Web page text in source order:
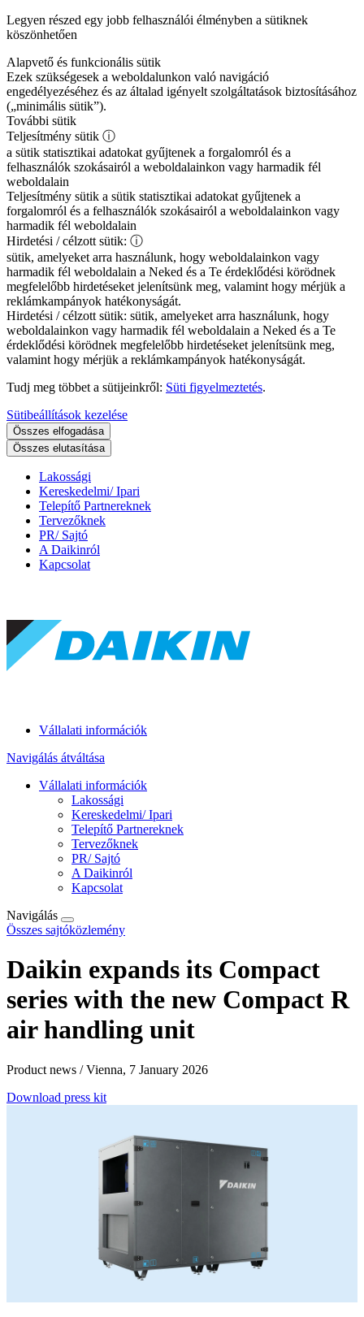
Legyen részed egy jobb felhasználói élményben a sütiknek
köszönhetően
Alapvető és funkcionális sütik
Ezek szükségesek a weboldalunkon való navigáció
engedélyezéséhez és az általad igényelt szolgáltatások biztosításához
(„minimális sütik”).
További sütik
Teljesítmény sütik ⓘ
a sütik statisztikai adatokat gyűjtenek a forgalomról és a
felhasználók szokásairól a weboldalainkon vagy harmadik fél
weboldalain
Teljesítmény sütik a sütik statisztikai adatokat gyűjtenek a
forgalomról és a felhasználók szokásairól a weboldalainkon vagy
harmadik fél weboldalain
Hirdetési / célzott sütik: ⓘ
sütik, amelyeket arra használunk, hogy weboldalainkon vagy
harmadik fél weboldalain a Neked és a Te érdeklődési körödnek
megfelelőbb hirdetéseket jelenítsünk meg, valamint hogy mérjük a
reklámkampányok hatékonyságát.
Hirdetési / célzott sütik: sütik, amelyeket arra használunk, hogy
weboldalainkon vagy harmadik fél weboldalain a Neked és a Te
érdeklődési körödnek megfelelőbb hirdetéseket jelenítsünk meg,
valamint hogy mérjük a reklámkampányok hatékonyságát.
Tudj meg többet a sütijeinkről: Süti figyelmeztetés.
Sütibeállítások kezelése
Összes elfogadása
Összes elutasítása
Lakossági
Kereskedelmi/ Ipari
Telepítő Partnereknek
Tervezőknek
PR/ Sajtó
A Daikinról
Kapcsolat
Vállalati információk
Navigálás átváltása
Vállalati információk
Lakossági
Kereskedelmi/ Ipari
Telepítő Partnereknek
Tervezőknek
PR/ Sajtó
A Daikinról
Kapcsolat
Navigálás
Összes sajtóközlemény
Daikin expands its Compact
series with the new Compact R
air handling unit
Product news / Vienna, 7 January 2026
Download press kit